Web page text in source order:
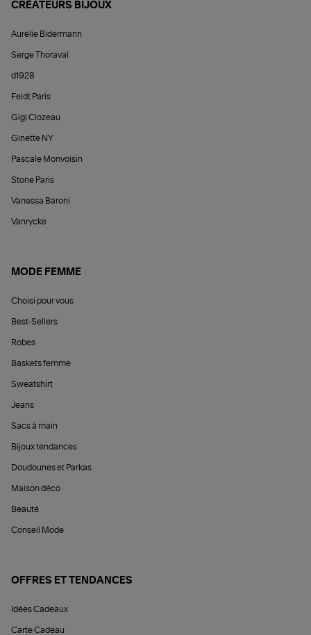
CRÉATEURS BIJOUX
Aurélie Bidermann
Serge Thoraval
d1928
Feidt Paris
Gigi Clozeau
Ginette NY
Pascale Monvoisin
Stone Paris
Vanessa Baroni
Vanrycke
MODE FEMME
Choisi pour vous
Best-Sellers
Robes
Baskets femme
Sweatshirt
Jeans
Sacs à main
Bijoux tendances
Doudounes et Parkas
Maison déco
Beauté
Conseil Mode
OFFRES ET TENDANCES
Idées Cadeaux
Carte Cadeau